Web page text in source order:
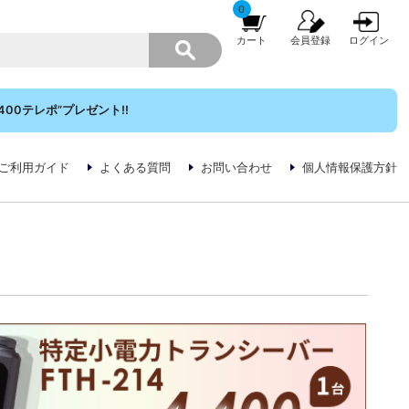
0
カート 会員登録 ログイン
テレポ”プレゼント!!
利用ガイド よくある質問 お問い合わせ 個人情報保護方針